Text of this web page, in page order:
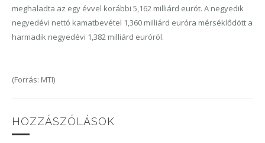
meghaladta az egy évvel korábbi 5,162 milliárd eurót. A negyedik
negyedévi nettó kamatbevétel 1,360 milliárd euróra mérséklődött a
harmadik negyedévi 1,382 milliárd euróról.
(Forrás: MTI)
HOZZÁSZÓLÁSOK